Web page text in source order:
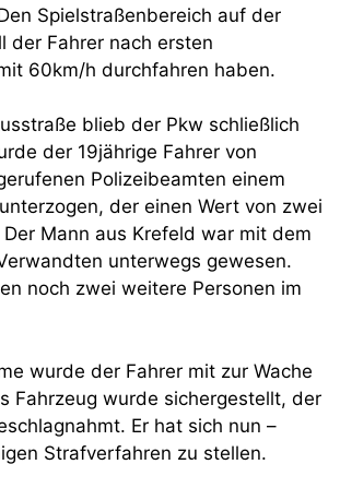
Spielstraßenbereich auf der
der Fahrer nach ersten
60km/h durchfahren haben.
blieb der Pkw schließlich
der 19jährige Fahrer von
Polizeibeamten einem
der einen Wert von zwei
Mann aus Krefeld war mit dem
unterwegs gewesen.
noch zwei weitere Personen im
wurde der Fahrer mit zur Wache
Fahrzeug wurde sichergestellt, der
Er hat sich nun –
Strafverfahren zu stellen.